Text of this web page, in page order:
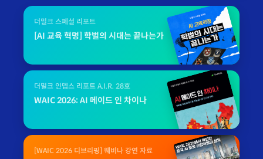
더밀크 스페셜 리포트
[AI 교육 혁명] 학벌의 시대는 끝나는가
더밀크 인뎁스 리포트 A.I.R. 28호
WAIC 2026: AI 메이드 인 차이나
[WAIC 2026 디브리핑] 웨비나 강연 자료